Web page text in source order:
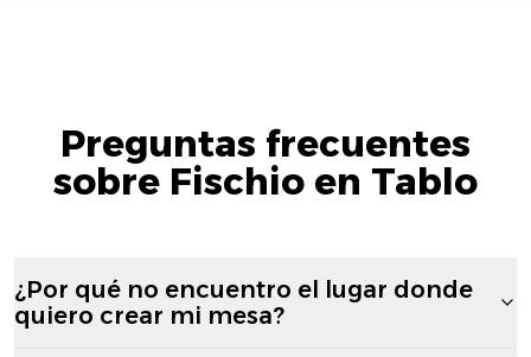
Preguntas frecuentes
sobre Fischio en Tablo
¿Por qué no encuentro el lugar donde
quiero crear mi mesa?